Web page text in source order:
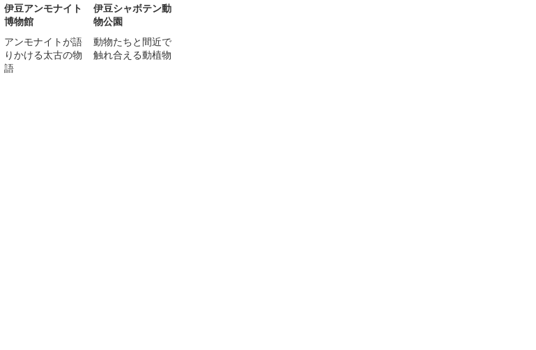
伊豆アンモナイト
博物館
アンモナイトが語
りかける太古の物
語
伊豆シャボテン動
物公園
動物たちと間近で
触れ合える動植物